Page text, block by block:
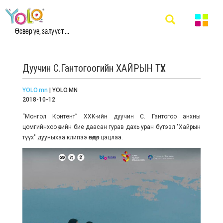
Өсвөр үе, залууст ...
Дуучин С.Гантогоогийн ХАЙРЫН ТҮҮХ
YOLO.mn | YOLO.MN
2018-10-12
“Монгол Контент” ХХК-ийн дуучин С. Гантогоо анхны
цомгийнхоо өөрийн бие даасан гурав дахь уран бүтээл "Хайрын
түүх" дууныхаа клипээ өнөөдөр цацлаа.